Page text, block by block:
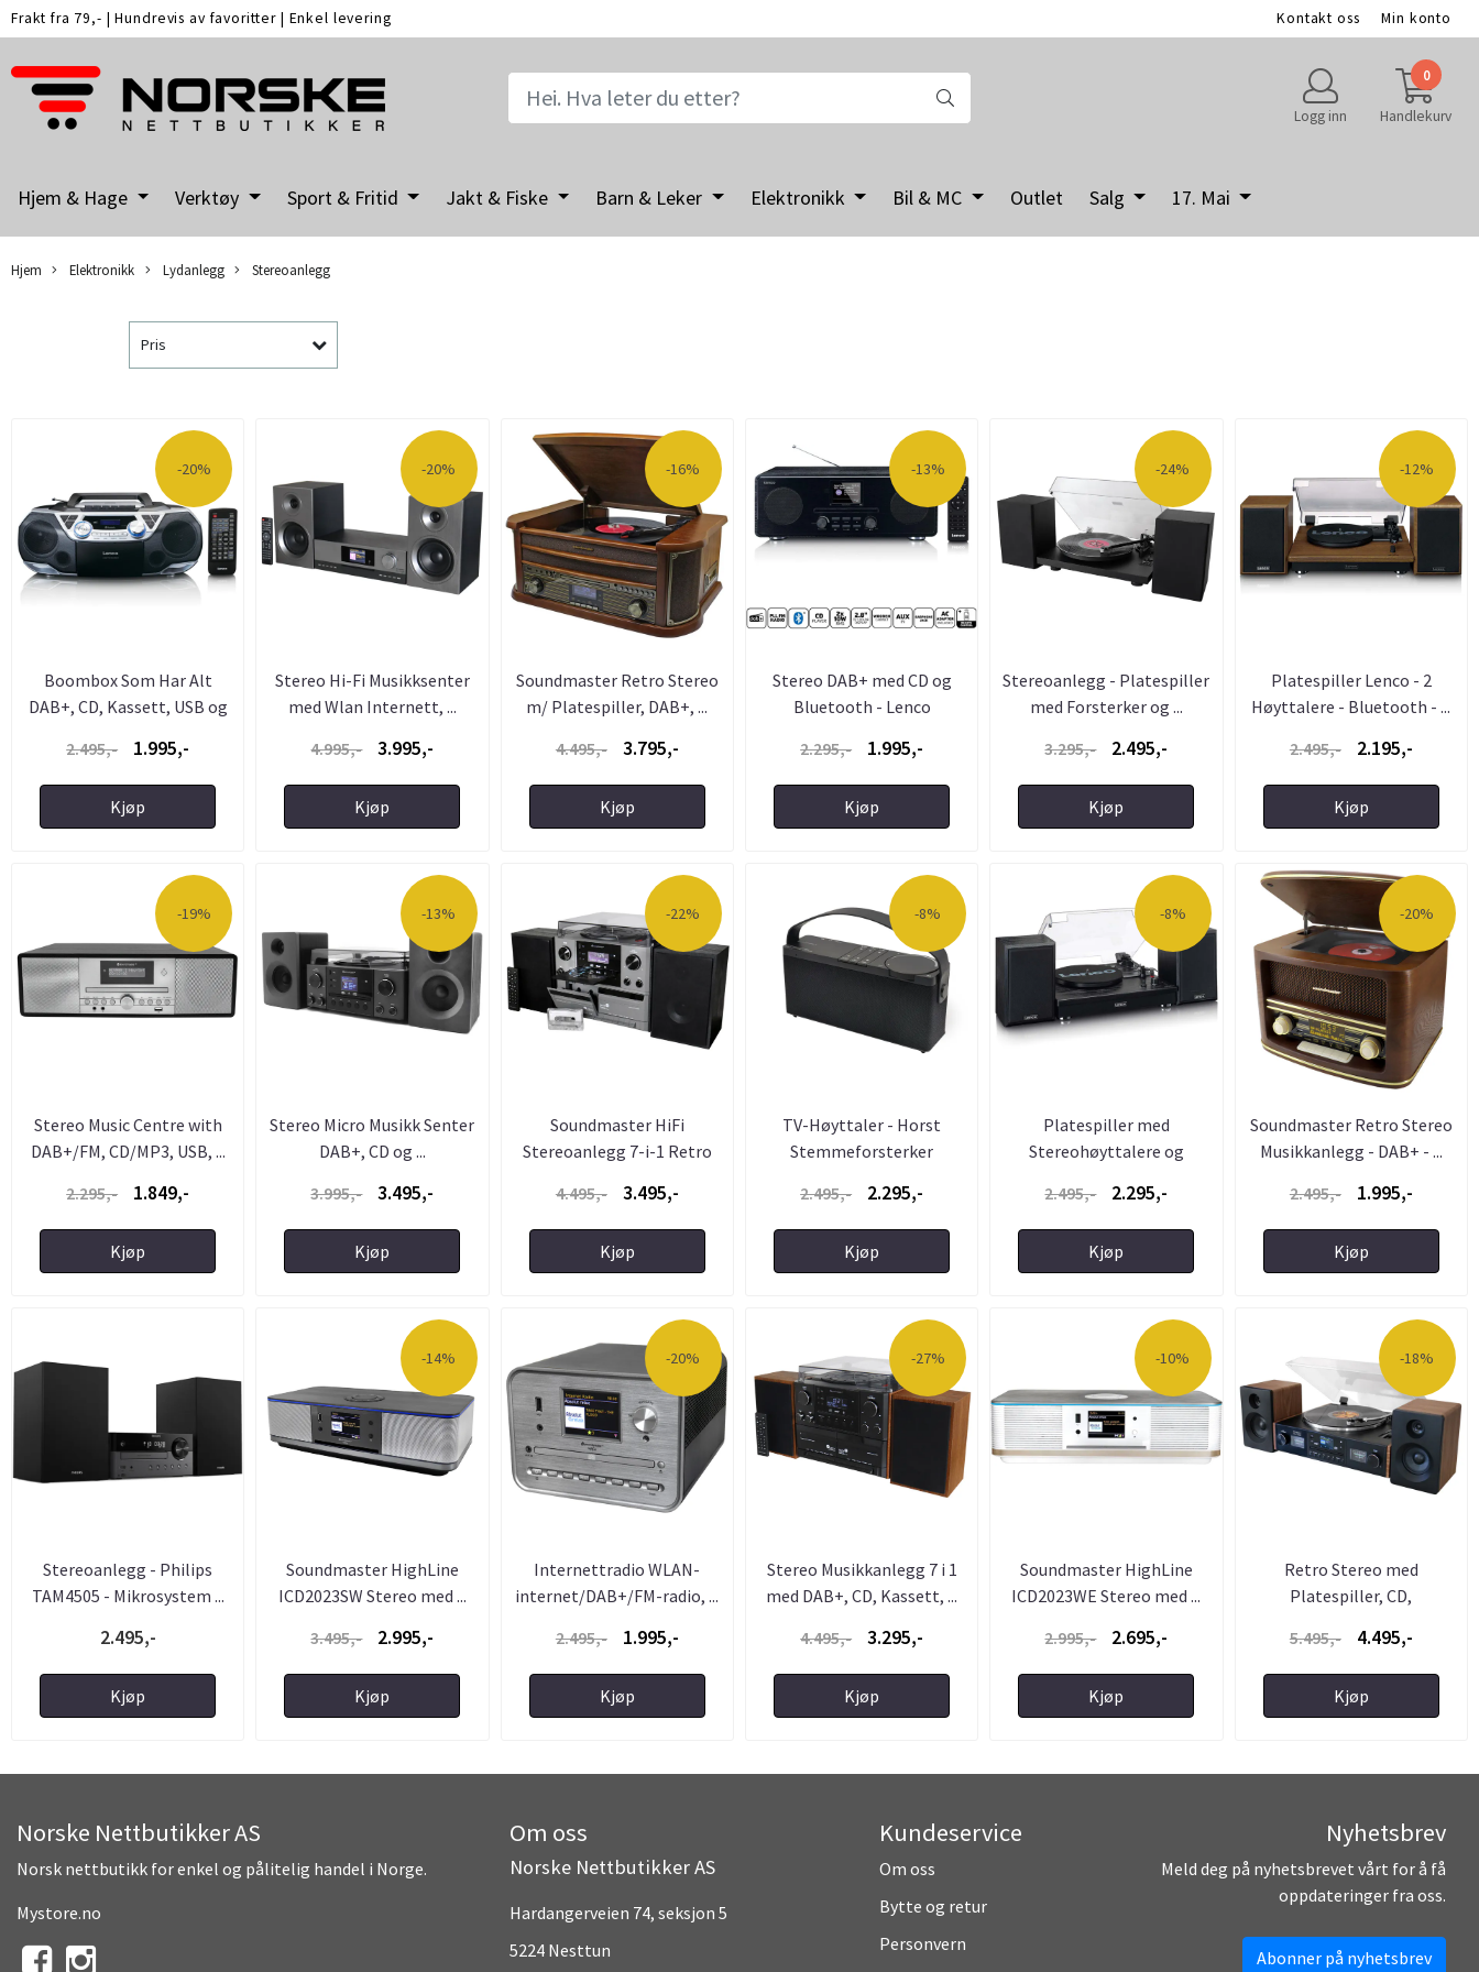
Frakt fra 79,- |Hundrevis av favoritter | Enkel levering Kontakt oss Min konto
Logg inn
0
Handlekurv
Hjem & Hage Verktøy Sport & Fritid Jakt & Fiske Barn & Leker Elektronikk Bil & MC Outlet Salg 17. Mai
Hjem Elektronikk Lydanlegg Stereoanlegg
Pris
-20%
Boombox Som Har Alt
DAB+, CD, Kassett, USB og
2.495,- 1.995,-
Kjøp
-20%
Stereo Hi-Fi Musikksenter
med Wlan Internett, ...
4.995,-
3.995,-
Kjøp
-16%
Soundmaster Retro Stereo
m/ Platespiller, DAB+, ...
4.495,-
3.795,-
Kjøp
-13%
Stereo DAB+ med CD og
Bluetooth - Lenco
2.295,-
1.995,-
Kjøp
-24%
Stereoanlegg - Platespiller
med Forsterker og ...
3.295,-
2.495,-
Kjøp
-12%
Platespiller Lenco - 2
Høyttalere - Bluetooth - ...
2.495,-
2.195,-
Kjøp
-19%
Stereo Music Centre with
DAB+/FM, CD/MP3, USB, ...
2.295,-
1.849,-
Kjøp
-13%
Stereo Micro Musikk Senter
DAB+, CD og ...
3.995,-
3.495,-
Kjøp
-22%
Soundmaster HiFi
Stereoanlegg 7-i-1 Retro
4.495,- 3.495,-
Kjøp
-8%
TV-Høyttaler - Horst
Stemmeforsterker
2.495,- 2.295,-
Kjøp
-8%
Platespiller med
Stereohøyttalere og
2.495,- 2.295,-
Kjøp
-20%
Soundmaster Retro Stereo
Musikkanlegg - DAB+ - ...
2.495,-
1.995,-
Kjøp
Stereoanlegg - Philips
TAM4505 - Mikrosystem ...
2.495,-
Kjøp
-14%
Soundmaster HighLine
ICD2023SW Stereo med ...
3.495,-
2.995,-
Kjøp
-20%
Internettradio WLAN-
internet/DAB+/FM-radio, ...
2.495,-
1.995,-
Kjøp
-27%
Stereo Musikkanlegg 7 i 1
med DAB+, CD, Kassett, ...
4.495,-
3.295,-
Kjøp
-10%
Soundmaster HighLine
ICD2023WE Stereo med ...
2.995,-
2.695,-
Kjøp
-18%
Retro Stereo med
Platespiller, CD,
5.495,- 4.495,-
Kjøp
Norske Nettbutikker AS
Norsk nettbutikk for enkel og pålitelig handel i Norge.
Mystore.no
Om oss
Norske Nettbutikker AS
Hardangerveien 74, seksjon 5
5224 Nesttun
Kundeservice
Om oss
Bytte og retur
Personvern
Nyhetsbrev
Meld deg på nyhetsbrevet vårt for å få
oppdateringer fra oss.
Abonner på nyhetsbrev